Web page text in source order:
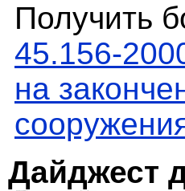
Получить
45.156-
на
Дайджест